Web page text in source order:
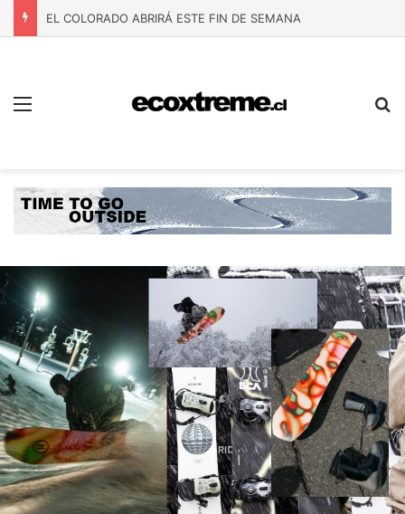
EL COLORADO ABRIRÁ ESTE FIN DE SEMANA
Menú